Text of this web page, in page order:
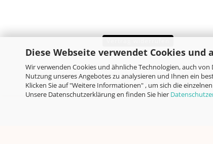
Diese Webseite verwendet Cookies und
Wir verwenden Cookies und ähnliche Technologien, auch
Nutzung unseres Angebotes zu analysieren und Ihnen ein
Klicken Sie auf "Weitere Informationen" , um sich die
Unsere Datenschutzerklärung en finden Sie hier